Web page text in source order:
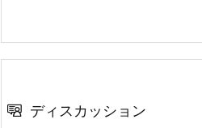
ディスカッション